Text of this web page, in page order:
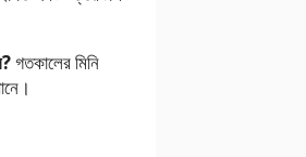
গতকালের মিনি